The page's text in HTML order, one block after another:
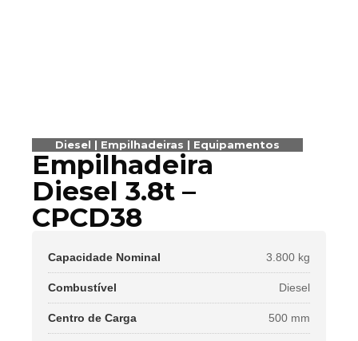
Diesel | Empilhadeiras | Equipamentos
Empilhadeira
Diesel 3.8t –
CPCD38
Capacidade Nominal 3.800 kg
Combustível Diesel
Centro de Carga 500 mm